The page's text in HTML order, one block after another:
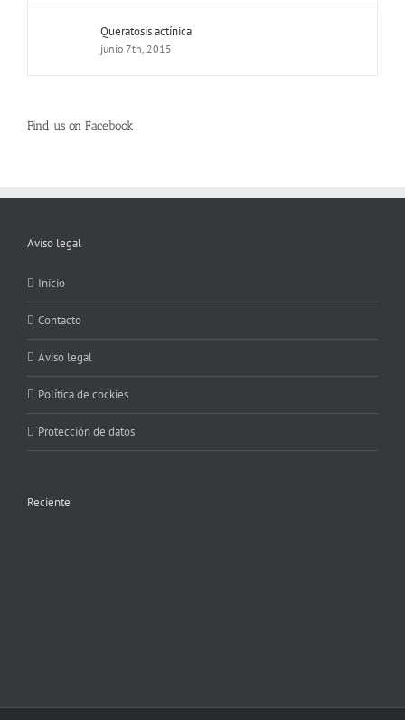
Queratosis actínica
junio 7th, 2015
Find us on Facebook
Aviso legal
Inicio
Contacto
Aviso legal
Política de cockies
Protección de datos
Reciente